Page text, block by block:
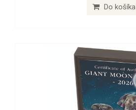
Do košíka